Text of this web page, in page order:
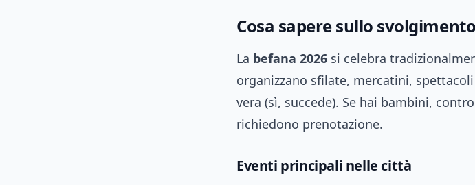
Cosa sapere sullo
La befana 2026 si celebra
organizzano sfilate, mercatini,
vera (sì, succede). Se hai bambini,
richiedono prenotazione.
Eventi principali nelle città